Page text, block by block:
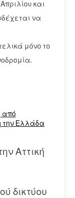
και
να
μόνο το
από
την Ελλάδα
Αττική
δικτύου